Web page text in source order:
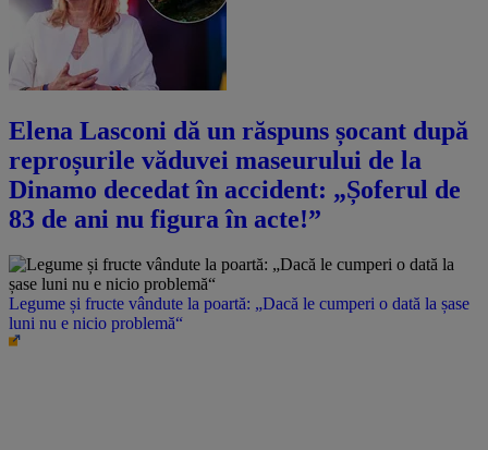
Elena Lasconi dă un răspuns șocant după
reproșurile văduvei maseurului de la
Dinamo decedat în accident: „Șoferul de
83 de ani nu figura în acte!”
Legume și fructe vândute la poartă: „Dacă le cumperi o dată la șase
luni nu e nicio problemă“